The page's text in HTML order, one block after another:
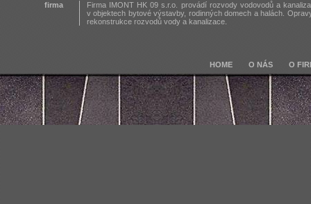
HOME O NÁS O
firma
Firma IMONT HK 09 s.r.o. provádí rozvody vodovodů a
v objektech bytové výstavby, rodinných domech a halách.
rekonstrukce rozvodů vody a kanalizace.